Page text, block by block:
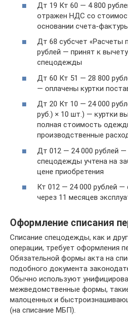
Дт 19 Кт 60 — 4 800
отражен НДС со
основании счета-
Дт 68 субсчет «Расчеты
рублей — принят к
спецодежды
Дт 60 Кт 51 — 28 800
— оплачены куртки
Дт 20 Кт 10 — 24 000
руб.) × 10 шт.) — куртки
полная стоимость
производственные
Дт 012 — 24 000 рублей
спецодежды учтена на
цене приобретения
Кт 012 — 24 000 рублей
через 11 месяцев
Оформление списания
Списание спецодежды, как и
операции, требует оформления
Обязательной формы акта на
подобного документа
Обычно используют
межведомственные формы,
малоценных и
(на списание МБП).